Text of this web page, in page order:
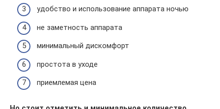
удобство и использование аппарата ночью
не заметность аппарата
минимальный дискомфорт
простота в уходе
приемлемая цена